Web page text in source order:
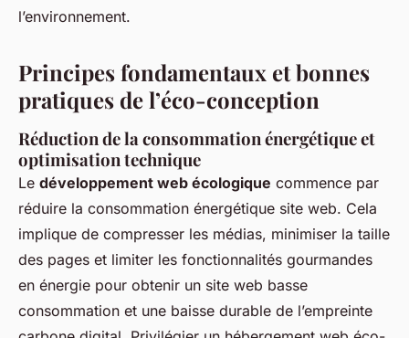
l’environnement.
Principes fondamentaux et bonnes
pratiques de l’éco-conception
Réduction de la consommation énergétique et
optimisation technique
Le développement web écologique commence par
réduire la consommation énergétique site web. Cela
implique de compresser les médias, minimiser la taille
des pages et limiter les fonctionnalités gourmandes
en énergie pour obtenir un site web basse
consommation et une baisse durable de l’empreinte